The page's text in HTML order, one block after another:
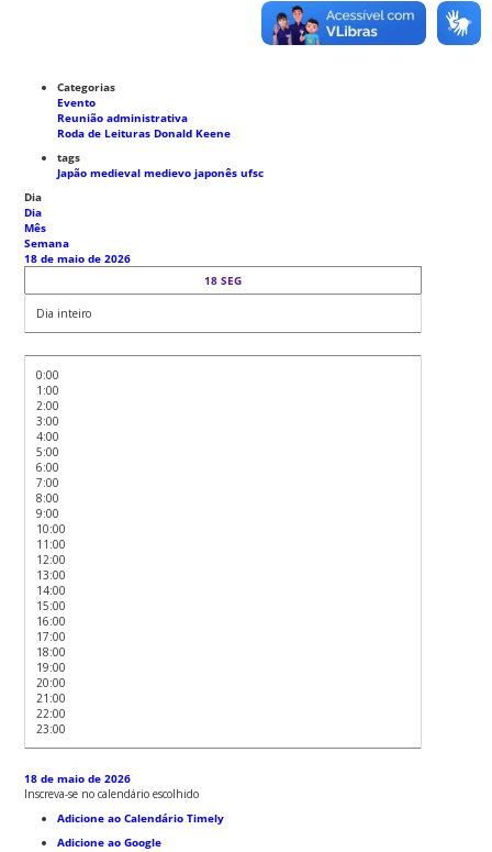
Categorias
Evento
Reunião administrativa
Roda de Leituras Donald Keene
tags
Japão medievalmedievo japonêsufsc
Dia
Dia
Mês
Semana
18 de maio de 2026
18 SEG
Dia inteiro
0:00
1:00
2:00
3:00
4:00
5:00
6:00
7:00
8:00
9:00
10:00
11:00
12:00
13:00
14:00
15:00
16:00
17:00
18:00
19:00
20:00
21:00
22:00
23:00
18 de maio de 2026
Inscreva-se no calendário escolhido
Adicione ao Calendário Timely
Adicione ao Google